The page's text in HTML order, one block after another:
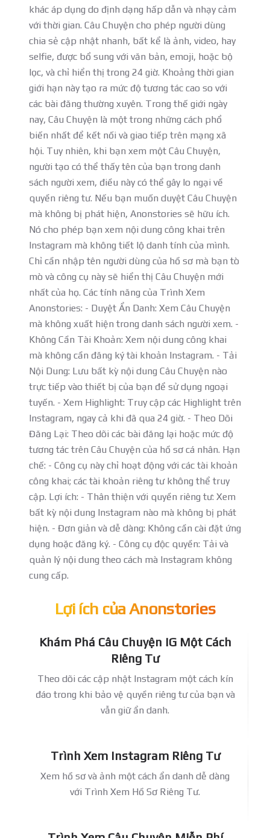
khác áp dụng do định dạng hấp dẫn và nhạy cảm
với thời gian. Câu Chuyện cho phép người dùng
chia sẻ cập nhật nhanh, bất kể là ảnh, video, hay
selfie, được bổ sung với văn bản, emoji, hoặc bộ
lọc, và chỉ hiển thị trong 24 giờ. Khoảng thời gian
giới hạn này tạo ra mức độ tương tác cao so với
các bài đăng thường xuyên. Trong thế giới ngày
nay, Câu Chuyện là một trong những cách phổ
biến nhất để kết nối và giao tiếp trên mạng xã
hội. Tuy nhiên, khi bạn xem một Câu Chuyện,
người tạo có thể thấy tên của bạn trong danh
sách người xem, điều này có thể gây lo ngại về
quyền riêng tư. Nếu bạn muốn duyệt Câu Chuyện
mà không bị phát hiện, Anonstories sẽ hữu ích.
Nó cho phép bạn xem nội dung công khai trên
Instagram mà không tiết lộ danh tính của mình.
Chỉ cần nhập tên người dùng của hồ sơ mà bạn tò
mò và công cụ này sẽ hiển thị Câu Chuyện mới
nhất của họ. Các tính năng của Trình Xem
Anonstories: - Duyệt Ẩn Danh: Xem Câu Chuyện
mà không xuất hiện trong danh sách người xem. -
Không Cần Tài Khoản: Xem nội dung công khai
mà không cần đăng ký tài khoản Instagram. - Tải
Nội Dung: Lưu bất kỳ nội dung Câu Chuyện nào
trực tiếp vào thiết bị của bạn để sử dụng ngoại
tuyến. - Xem Highlight: Truy cập các Highlight trên
Instagram, ngay cả khi đã qua 24 giờ. - Theo Dõi
Đăng Lại: Theo dõi các bài đăng lại hoặc mức độ
tương tác trên Câu Chuyện của hồ sơ cá nhân. Hạn
chế: - Công cụ này chỉ hoạt động với các tài khoản
công khai; các tài khoản riêng tư không thể truy
cập. Lợi ích: - Thân thiện với quyền riêng tư: Xem
bất kỳ nội dung Instagram nào mà không bị phát
hiện. - Đơn giản và dễ dàng: Không cần cài đặt ứng
dụng hoặc đăng ký. - Công cụ độc quyền: Tải và
quản lý nội dung theo cách mà Instagram không
cung cấp.
Lợi ích của Anonstories
Khám Phá Câu Chuyện IG Một Cách
Riêng Tư
Theo dõi các cập nhật Instagram một cách kín
đáo trong khi bảo vệ quyền riêng tư của bạn và
vẫn giữ ẩn danh.
Trình Xem Instagram Riêng Tư
Xem hồ sơ và ảnh một cách ẩn danh dễ dàng
với Trình Xem Hồ Sơ Riêng Tư.